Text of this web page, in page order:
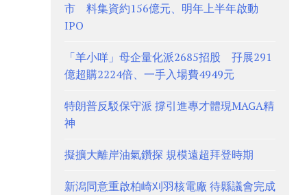
市 料集資約156億元、明年上半年啟動
IPO
「羊小咩」母企量化派2685招股 孖展291
億超購2224倍、一手入場費4949元
特朗普反駁保守派 撐引進專才體現MAGA精
神
擬擴大離岸油氣鑽探 規模遠超拜登時期
新潟同意重啟柏崎刈羽核電廠 待縣議會完成